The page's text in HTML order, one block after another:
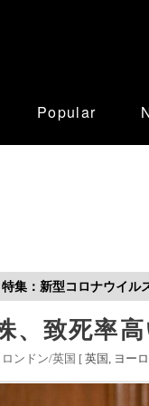
Popular
特集：新型コロナウイル
、致死率
ンドン/英国 [ 英国 ヨー